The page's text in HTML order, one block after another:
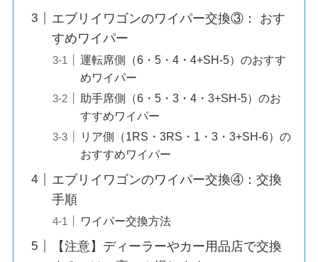
エブリイワゴンのワイパー交換③： おす
すめワイパー
運転席側（6・5・4・4+SH-5）のおすす
めワイパー
助手席側（6・5・3・4・3+SH-5）のお
すすめワイパー
リア側（1RS・3RS・1・3・3+SH-6）の
おすすめワイパー
エブリイワゴンのワイパー交換④：交換
手順
ワイパー交換方法
【注意】ディーラーやカー用品店で交換